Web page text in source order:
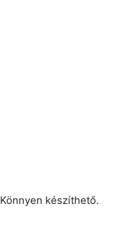
Könnyen készíthető.